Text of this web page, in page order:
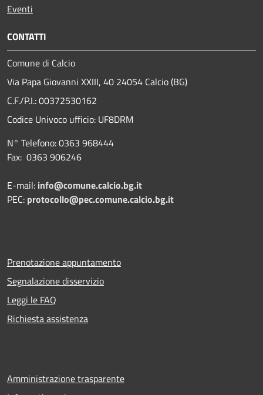
Eventi
CONTATTI
Comune di Calcio
Via Papa Giovanni XXIII, 40 24054 Calcio (BG)
C.F./P.I.: 00372530162
Codice Univoco ufficio: UF8DRM
N° Telefono: 0363 968444
Fax: 0363 906246
E-mail: info@comune.calcio.bg.it
PEC: protocollo@pec.comune.calcio.bg.it
Prenotazione appuntamento
Segnalazione disservizio
Leggi le FAQ
Richiesta assistenza
Amministrazione trasparente